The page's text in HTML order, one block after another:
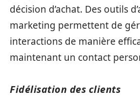
décision d’achat. Des outils
marketing permettent de
interactions de manière
maintenant un contact
Fidélisation des clients